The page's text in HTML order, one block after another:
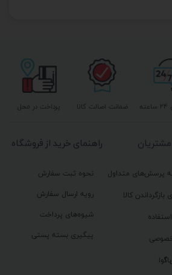
پرداخت در محل ضمانت اصالت کالا
راهنمای خرید از فروشگاه
نحوه ثبت سفارش
رویه ارسال سفارش
شیوه‌های پرداخت
پیگیری بسته پستی
پرسش‌های متداول
بازگرداندن کالا